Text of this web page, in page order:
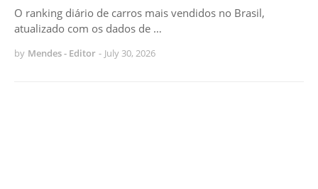
O ranking diário de carros mais vendidos no Brasil,
atualizado com os dados de …
by Mendes - Editor - July 30, 2026